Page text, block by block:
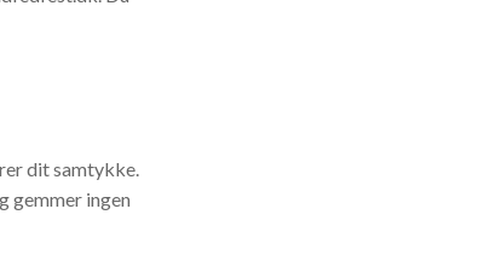
dit samtykke.
gemmer ingen